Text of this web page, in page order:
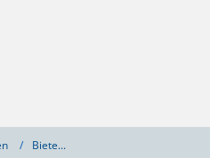
Biete...